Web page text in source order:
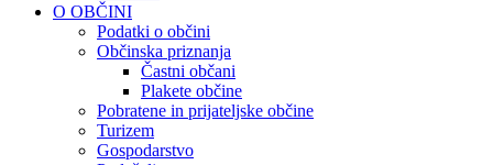
O OBČINI
Podatki o občini
Občinska priznanja
Častni občani
Plakete občine
Pobratene in prijateljske občine
Turizem
Gospodarstvo